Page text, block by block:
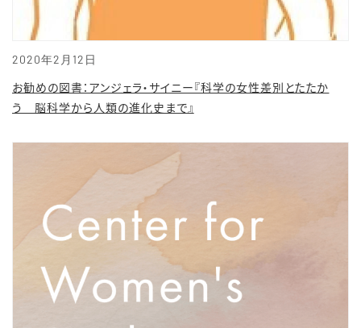
2020年2月12日
お勧めの図書：アンジェラ・サイニー『科学の女性差別とたたか
う 脳科学から人類の進化史まで』